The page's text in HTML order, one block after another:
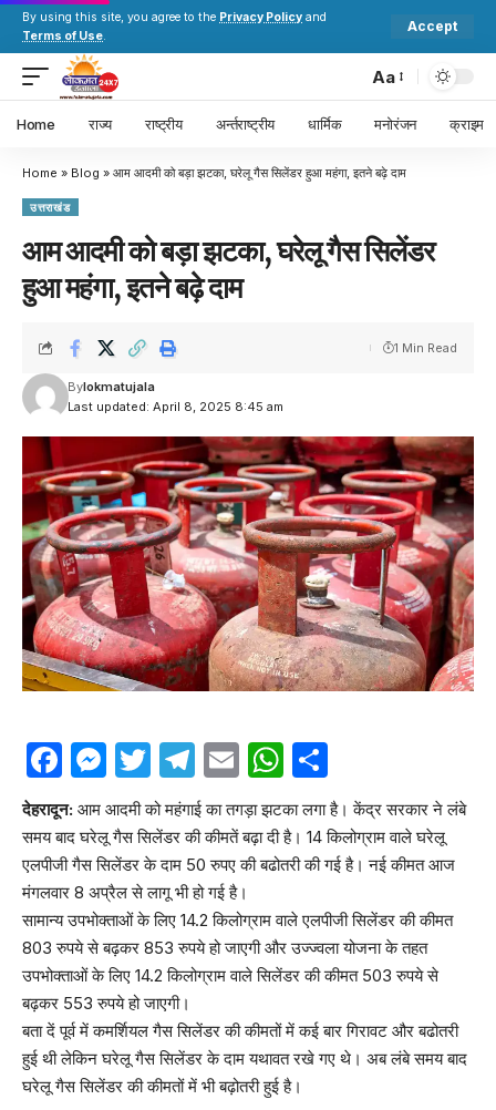
By using this site, you agree to the Privacy Policy and
Terms of Use.
Accept
Aa
Home राज्य राष्ट्रीय अर्न्तराष्ट्रीय धार्मिक मनोरंजन क्राइम
Home » Blog » आम आदमी को बड़ा झटका, घरेलू गैस सिलेंडर हुआ महंगा, इतने बढ़े दाम
उत्तराखंड
आम आदमी को बड़ा झटका, घरेलू गैस सिलेंडर
हुआ महंगा, इतने बढ़े दाम
Last updated: April 8, 2025 8:45 am
Bylokmatujala
1 Min Read
Facebook
Messenger
Twitter
Telegram
EmailWhatsApp
देहरादून: आम आदमी को महंगाई का तगड़ा झटका लगा है। केंद्र सरकार ने लंबे
समय बाद घरेलू गैस सिलेंडर की कीमतें बढ़ा दी है। 14 किलोग्राम वाले घरेलू
एलपीजी गैस सिलेंडर के दाम 50 रुपए की बढोतरी की गई है। नई कीमत आज
मंगलवार 8 अप्रैल से लागू भी हो गई है।
सामान्य उपभोक्ताओं के लिए 14.2 किलोग्राम वाले एलपीजी सिलेंडर की कीमत
803 रुपये से बढ़कर 853 रुपये हो जाएगी और उज्ज्वला योजना के तहत
उपभोक्ताओं के लिए 14.2 किलोग्राम वाले सिलेंडर की कीमत 503 रुपये से
बढ़कर 553 रुपये हो जाएगी।
बता दें पूर्व में कमर्शियल गैस सिलेंडर की कीमतों में कई बार गिरावट और बढोतरी
हुई थी लेकिन घरेलू गैस सिलेंडर के दाम यथावत रखे गए थे। अब लंबे समय बाद
घरेलू गैस सिलेंडर की कीमतों में भी बढ़ोतरी हुई है।